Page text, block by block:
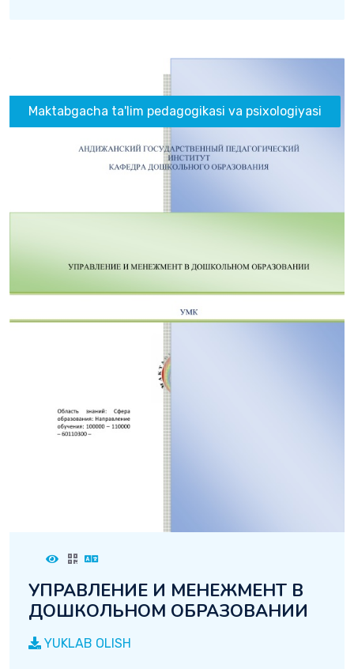
Maktabgacha ta'lim pedagogikasi va psixologiyasi
УПРАВЛЕНИЕ И МЕНЕЖМЕНТ В
ДОШКОЛЬНОМ ОБРАЗОВАНИИ
YUKLAB OLISH